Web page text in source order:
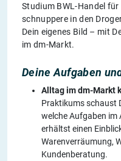
Studium BWL-Handel
schnuppere in den
Dein eigenes Bild – mit
im dm-Markt.
Deine Aufgaben
Alltag im dm-Markt
Praktikums schaust
welche Aufgaben im
erhältst einen
Warenverräumung,
Kundenberatung.